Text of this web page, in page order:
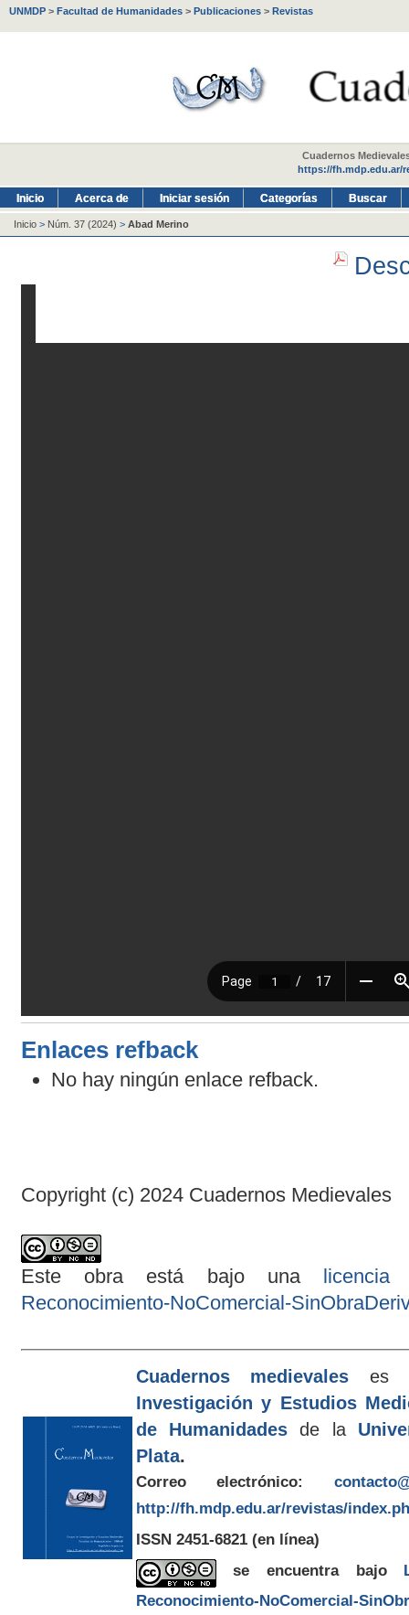
UNMDP > Facultad de Humanidades > Publicaciones > Revistas
Cuadernos
https://fh.mdp.edu.ar/
Inicio Acerca de Iniciar sesión Categorías Buscar
Inicio > Núm. 37 (2024) > Abad Merino
Enlaces refback
No hay ningún enlace refback.
Copyright (c) 2024 Cuadernos Medievales
Este obra está bajo una
Reconocimiento-NoComercial-
Cuadernos medievales es
Investigación y Estudios
de Humanidades de la
Plata.
Correo electrónico:
http://fh.mdp.edu.ar/revistas/
ISSN 2451-6821 (en línea)
se encuentra bajo
Reconocimiento-NoComercial-